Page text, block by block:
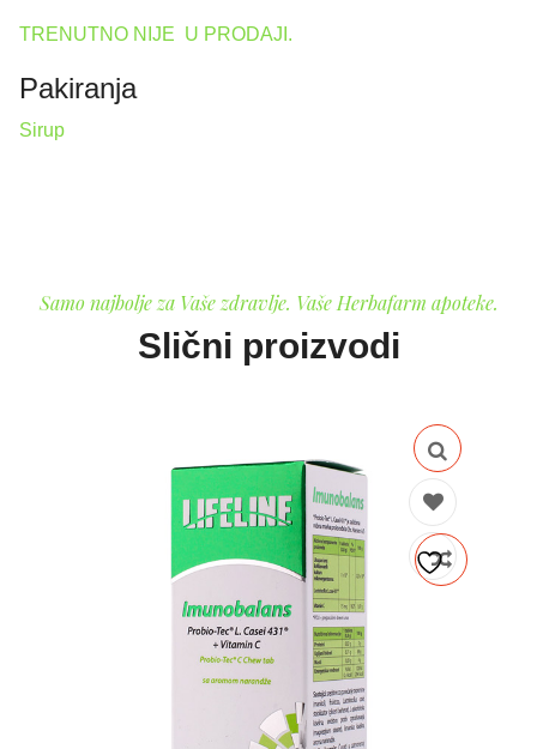
TRENUTNO NIJE U PRODAJI.
Pakiranja
Sirup
Samo najbolje za Vaše zdravlje. Vaše Herbafarm apoteke.
Slični proizvodi